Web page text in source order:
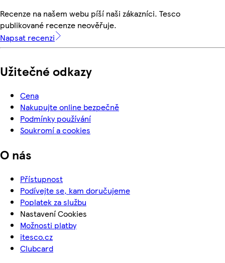
Recenze na našem webu píší naši zákazníci. Tesco
publikované recenze neověřuje.
Napsat recenzi
Užitečné odkazy
Cena
Nakupujte online bezpečně
Podmínky používání
Soukromí a cookies
O nás
Přístupnost
Podívejte se, kam doručujeme
Poplatek za službu
Nastavení Cookies
Možnosti platby
itesco.cz
Clubcard